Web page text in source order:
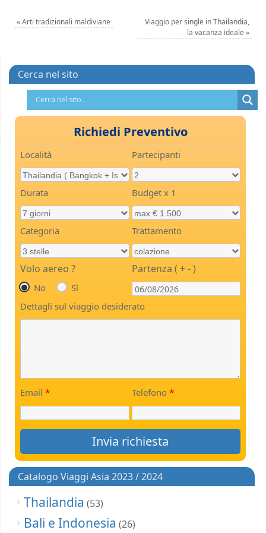
«Arti tradizionali maldiviane
Viaggio per single in Thailandia,
la vacanza ideale »
Cerca nel sito
Richiedi Preventivo
Località Partecipanti
Durata Budget x 1
Categoria Trattamento
Volo aereo ?
No Sì
Partenza ( + - )
Dettagli sul viaggio desiderato
Email * Telefono *
Catalogo Viaggi Asia 2023 / 2024
Thailandia (53)
Bali e Indonesia (26)